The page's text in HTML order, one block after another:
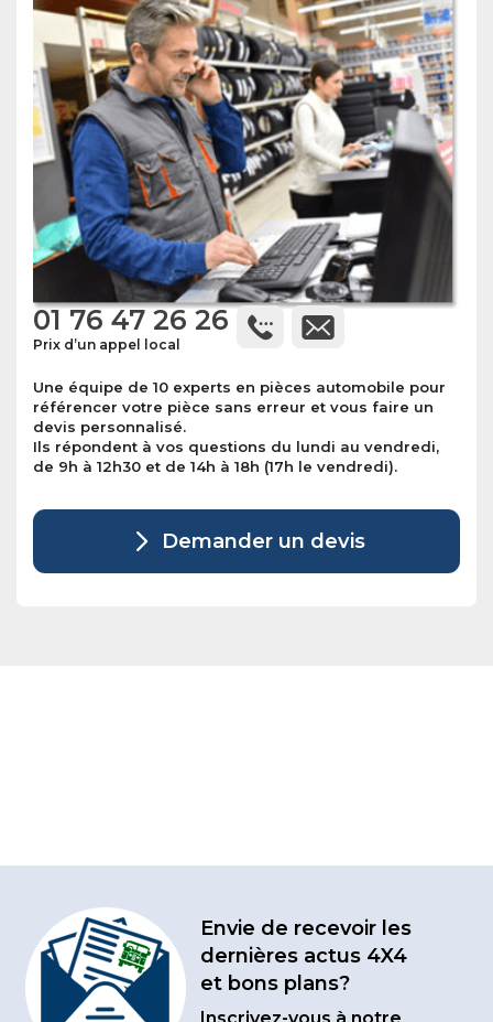
01 76 47 26 26
Prix d’un appel local
Une équipe de 10 experts en pièces automobile pour
référencer votre pièce sans erreur et vous faire un
devis personnalisé.
Ils répondent à vos questions du lundi au vendredi,
de 9h à 12h30 et de 14h à 18h (17h le vendredi).
Demander un devis
Envie de recevoir les
dernières actus 4X4
et bons plans?